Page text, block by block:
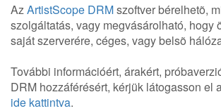
AzArtistScope DRMszoftver bérelhetõ,
szolgáltatás, vagy megvásárolható, hogy
saját szerverére, céges, vagy belsõ
További információért, árakért,
DRM hozzáférésért, kérjük látogasson el
ide kattintva.